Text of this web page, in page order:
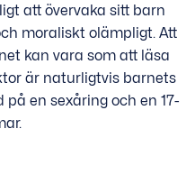
att övervaka sitt barn
moraliskt olämpligt. Att
kan vara som att läsa
är naturligtvis barnets
en sexåring och en 17-